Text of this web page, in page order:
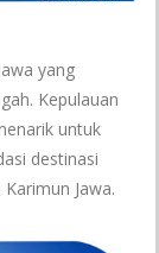
yang
Kepulauan
untuk
destinasi
Jawa.